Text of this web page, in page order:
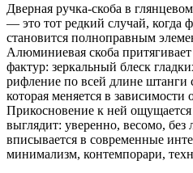
Дверная ручка-скоба в
— это тот редкий случай, когда
становится полноправным
Алюминиевая скоба притягивает
фактур: зеркальный блеск
рифление по всей длине штанги
которая меняется в зависимости
Прикосновение к ней ощущается
выглядит: уверенно, весомо, без
вписывается в современные
минимализм, контемпорари,